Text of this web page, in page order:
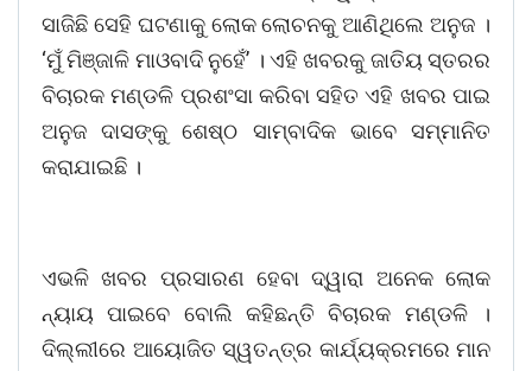
ସାଜିଛି ସେହି ଘଟଣାକୁ ଲୋକ ଲୋଚନକୁ ଆଣିଥିଲେ ଅନୁଜ ।
‘ମୁଁ ମିଞ୍ଜାଳି ମାଓବାଦି ନୁହେଁ’ । ଏହି ଖବରକୁ ଜାତିୟ ସ୍ତରର
ବିଚାରକ ମଣ୍ଡଳି ପ୍ରଶଂସା କରିବା ସହିତ ଏହି ଖବର ପାଇ
ଅନୁଜ ଦାସଙ୍କୁ ଶେଷ୍ଠ ସାମ୍ବାଦିକ ଭାବେ ସମ୍ମାନିତ
କରାଯାଇଛି ।
ଏଭଳି ଖବର ପ୍ରସାରଣ ହେବା ଦ୍ୱାରା ଅନେକ ଲୋକ
ନ୍ୟାୟ ପାଇବେ ବୋଲି କହିଛନ୍ତି ବିଚାରକ ମଣ୍ଡଳି ।
ଦିଲ୍ଲୀରେ ଆୟୋଜିତ ସ୍ୱତନ୍ତ୍ର କାର୍ଯ୍ୟକ୍ରମରେ ମାନ